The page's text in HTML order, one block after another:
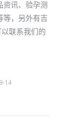
资讯、验孕测
等，另外有吉
联系我们的
14